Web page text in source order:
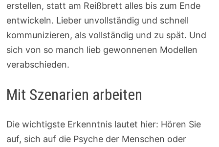
erstellen, statt am Reißbrett alles bis zum Ende
entwickeln. Lieber unvollständig und schnell
kommunizieren, als vollständig und zu spät. Und
sich von so manch lieb gewonnenen Modellen
verabschieden.
Mit Szenarien arbeiten
Die wichtigste Erkenntnis lautet hier: Hören Sie
auf, sich auf die Psyche der Menschen oder